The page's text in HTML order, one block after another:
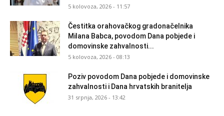
5 kolovoza, 2026 - 11:57
Čestitka orahovačkog gradonačelnika
Milana Babca, povodom Dana pobjede i
domovinske zahvalnosti...
5 kolovoza, 2026 - 08:13
Poziv povodom Dana pobjede i domovinske
zahvalnosti i Dana hrvatskih branitelja
31 srpnja, 2026 - 13:42